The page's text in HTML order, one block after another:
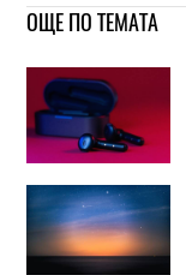
ОЩЕ ПО ТЕМАТА